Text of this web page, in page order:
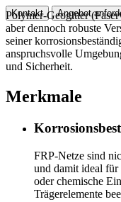
Kontakt Angebot
Polymer-Geogitter
aber dennoch robuste
seiner
anspruchsvolle
und Sicherheit.
Merkmale
FRP-Netze sind
und damit ideal für
oder chemische
Trägerelemente